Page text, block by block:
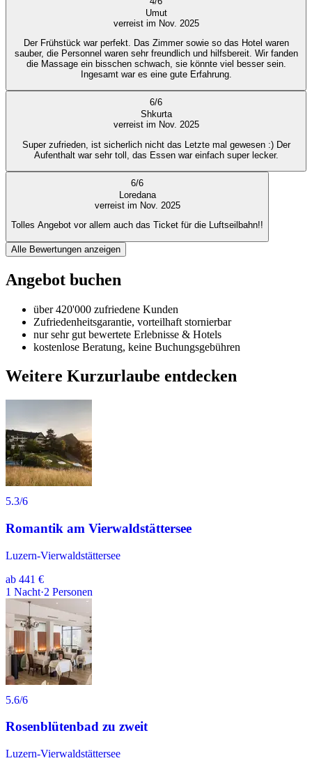
Umut
verreist im Nov. 2025
Der Frühstück war perfekt. Das Zimmer sowie so das Hotel waren
sauber, die Personnel waren sehr freundlich und hilfsbereit. Wir fanden
die Massage ein bisschen schwach, sie könnte viel besser sein.
Ingesamt war es eine gute Erfahrung.
6/6
Shkurta
verreist im Nov. 2025
Super zufrieden, ist sicherlich nicht das Letzte mal gewesen :) Der
Aufenthalt war sehr toll, das Essen war einfach super lecker.
6/6
Loredana
verreist im Nov. 2025
Tolles Angebot vor allem auch das Ticket für die Luftseilbahn!!
Alle Bewertungen anzeigen
Angebot buchen
über 420'000 zufriedene Kunden
Zufriedenheitsgarantie, vorteilhaft stornierbar
nur sehr gut bewertete Erlebnisse & Hotels
kostenlose Beratung, keine Buchungsgebühren
Weitere Kurzurlaube entdecken
5.3/6
Romantik am Vierwaldstättersee
Luzern-Vierwaldstättersee
ab 441 €
1 Nacht·2 Personen
5.6/6
Rosenblütenbad zu zweit
Luzern-Vierwaldstättersee